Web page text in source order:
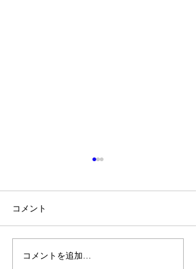
お祈りとお願い
コメント
コメントを追加…